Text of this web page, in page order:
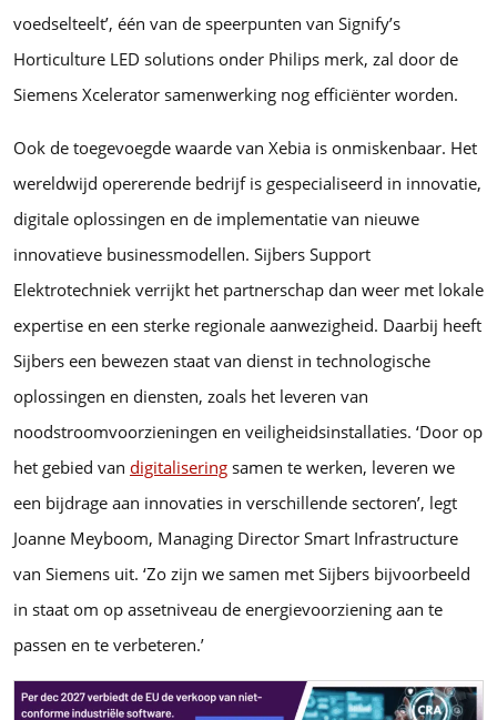
voedselteelt’, één van de speerpunten van Signify’s
Horticulture LED solutions onder Philips merk, zal door de
Siemens Xcelerator samenwerking nog efficiënter worden.
Ook de toegevoegde waarde van Xebia is onmiskenbaar. Het
wereldwijd opererende bedrijf is gespecialiseerd in innovatie,
digitale oplossingen en de implementatie van nieuwe
innovatieve businessmodellen. Sijbers Support
Elektrotechniek verrijkt het partnerschap dan weer met lokale
expertise en een sterke regionale aanwezigheid. Daarbij heeft
Sijbers een bewezen staat van dienst in technologische
oplossingen en diensten, zoals het leveren van
noodstroomvoorzieningen en veiligheidsinstallaties. ‘Door op
het gebied van digitalisering samen te werken, leveren we
een bijdrage aan innovaties in verschillende sectoren’, legt
Joanne Meyboom, Managing Director Smart Infrastructure
van Siemens uit. ‘Zo zijn we samen met Sijbers bijvoorbeeld
in staat om op assetniveau de energievoorziening aan te
passen en te verbeteren.’